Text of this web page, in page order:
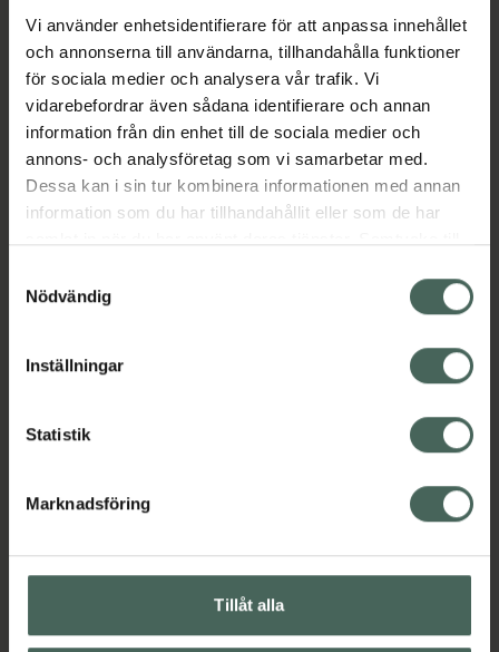
Vi använder enhetsidentifierare för att anpassa innehållet
och annonserna till användarna, tillhandahålla funktioner
för sociala medier och analysera vår trafik. Vi
vidarebefordrar även sådana identifierare och annan
information från din enhet till de sociala medier och
annons- och analysföretag som vi samarbetar med.
Dessa kan i sin tur kombinera informationen med annan
information som du har tillhandahållit eller som de har
återkalla ditt samtycke via webbplatsens
cookieinställningar. Ett återkallat samtycke påverkar inte
lagligheten av behandling som skett innan återkallelsen.
Nödvändig
Inställningar
Statistik
Marknadsföring
Tillåt alla